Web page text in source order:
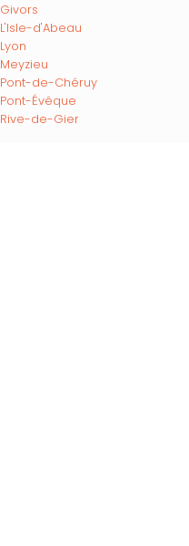
Givors
L'Isle-d'Abeau
Lyon
Meyzieu
Pont-de-Chéruy
Pont-Évêque
Rive-de-Gier